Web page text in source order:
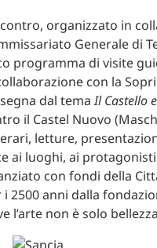
organizzato in
Generale di
programma di visite
con la
dal temaIl Castello
il Castel Nuovo
letture,
ai luoghi, ai
con fondi della
i 2500 anni dalla
l’arte non è solo